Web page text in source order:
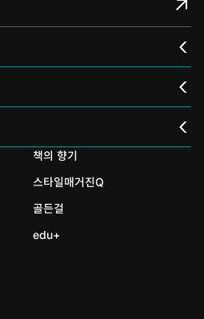
책의 향기
스타일매거진Q
골든걸
edu+